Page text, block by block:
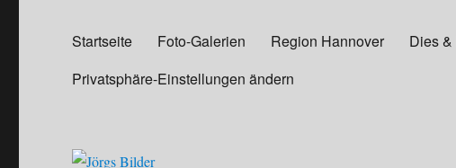
Startseite Foto-Galerien Region Hannover Dies
Privatsphäre-Einstellungen ändern